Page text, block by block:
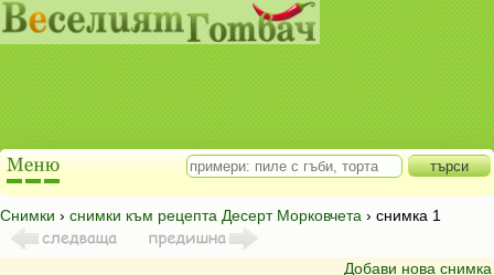
Снимки › снимки към рецепта Десерт Морковчета › снимка 1
Добави нова снимка